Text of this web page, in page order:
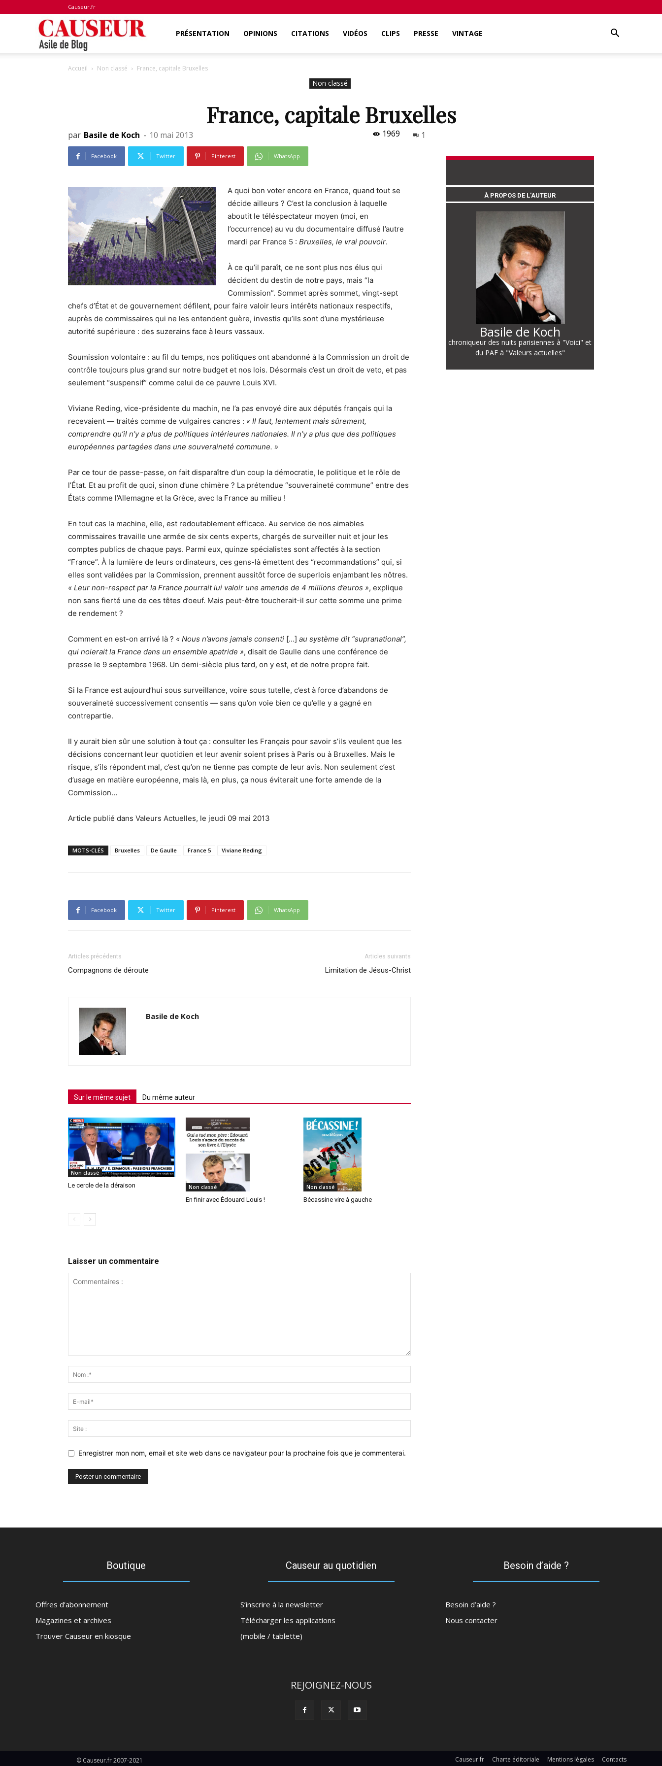
Causeur.fr
de
PRÉSENTATION OPINIONS CITATIONS VIDÉOS CLIPS PRESSE VINTAGE
Accueil Non classé France, capitale Bruxelles
Non classé
France, capitale Bruxelles
par Basile de Koch - 10 mai 2013 1969 1
Facebook Twitter Pinterest WhatsApp
A quoi bon voter encore en France, quand tout se
décide ailleurs ? C’est la conclusion à laquelle
aboutit le téléspectateur moyen (moi, en
l’occurrence) au vu du documentaire diffusé l’autre
mardi par France 5 : Bruxelles, le vrai pouvoir.
À ce qu’il paraît, ce ne sont plus nos élus qui
décident du destin de notre pays, mais “la
Commission”. Sommet après sommet, vingt-sept
chefs d’État et de gouvernement défilent, pour faire valoir leurs intérêts nationaux respectifs,
auprès de commissaires qui ne les entendent guère, investis qu’ils sont d’une mystérieuse
autorité supérieure : des suzerains face à leurs vassaux.
Soumission volontaire : au fil du temps, nos politiques ont abandonné à la Commission un droit de
contrôle toujours plus grand sur notre budget et nos lois. Désormais c’est un droit de veto, et pas
seulement “suspensif” comme celui de ce pauvre Louis XVI.
Viviane Reding, vice-présidente du machin, ne l’a pas envoyé dire aux députés français qui la
recevaient — traités comme de vulgaires cancres : « Il faut, lentement mais sûrement,
comprendre qu’il n’y a plus de politiques intérieures nationales. Il n’y a plus que des politiques
européennes partagées dans une souveraineté commune. »
Par ce tour de passe-passe, on fait disparaître d’un coup la démocratie, le politique et le rôle de
l’État. Et au profit de quoi, sinon d’une chimère ? La prétendue “souveraineté commune” entre des
États comme l’Allemagne et la Grèce, avec la France au milieu !
En tout cas la machine, elle, est redoutablement efficace. Au service de nos aimables
commissaires travaille une armée de six cents experts, chargés de surveiller nuit et jour les
comptes publics de chaque pays. Parmi eux, quinze spécialistes sont affectés à la section
“France”. À la lumière de leurs ordinateurs, ces gens-là émettent des “recommandations” qui, si
elles sont validées par la Commission, prennent aussitôt force de superlois enjambant les nôtres.
« Leur non-respect par la France pourrait lui valoir une amende de 4 millions d’euros », explique
non sans fierté une de ces têtes d’oeuf. Mais peut-être toucherait-il sur cette somme une prime
de rendement ?
Comment en est-on arrivé là ? « Nous n’avons jamais consenti […] au système dit “supranational”,
qui noierait la France dans un ensemble apatride », disait de Gaulle dans une conférence de
presse le 9 septembre 1968. Un demi-siècle plus tard, on y est, et de notre propre fait.
Si la France est aujourd’hui sous surveillance, voire sous tutelle, c’est à force d’abandons de
souveraineté successivement consentis — sans qu’on voie bien ce qu’elle y a gagné en
contrepartie.
Il y aurait bien sûr une solution à tout ça : consulter les Français pour savoir s’ils veulent que les
décisions concernant leur quotidien et leur avenir soient prises à Paris ou à Bruxelles. Mais le
risque, s’ils répondent mal, c’est qu’on ne tienne pas compte de leur avis. Non seulement c’est
d’usage en matière européenne, mais là, en plus, ça nous éviterait une forte amende de la
Commission…
Article publié dans Valeurs Actuelles, le jeudi 09 mai 2013
MOTS-CLÉS Bruxelles De Gaulle France 5 Viviane Reding
Facebook Twitter Pinterest WhatsApp
Articles précédents
Compagnons de déroute
Articles suivants
Limitation de Jésus-Christ
Basile de Koch
Sur le même sujet Du même auteur
Non classé
Le cercle de la déraison Non classé
En finir avec Édouard Louis !
Non classé
Bécassine vire à gauche
Laisser un commentaire
Enregistrer mon nom, email et site web dans ce navigateur pour la prochaine fois que je commenterai.
À PROPOS DE L’AUTEUR
Basile de Koch
chroniqueur des nuits parisiennes à "Voici" et
du PAF à "Valeurs actuelles"
Boutique
Offres d’abonnement
Magazines et archives
Trouver Causeur en kiosque
Causeur au quotidien
S’inscrire à la newsletter
Télécharger les applications
(mobile / tablette)
Besoin d’aide ?
Besoin d’aide ?
Nous contacter
REJOIGNEZ-NOUS
© Causeur.fr 2007-2021 Causeur.fr Charte éditoriale Mentions légales Contacts